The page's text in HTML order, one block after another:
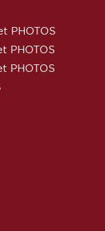
PHOTOS
PHOTOS
PHOTOS